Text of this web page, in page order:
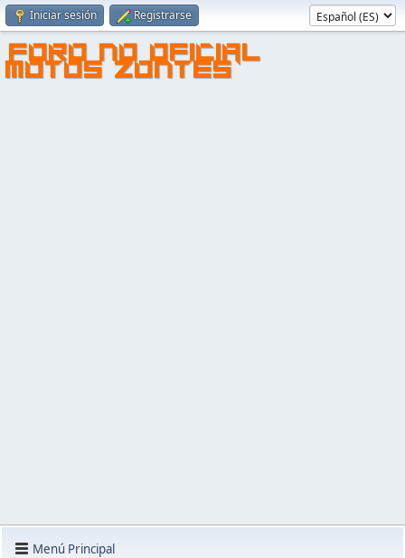
Iniciar sesión Registrarse
FORO NO OFICIAL
MOTOS ZONTES
Menú Principal